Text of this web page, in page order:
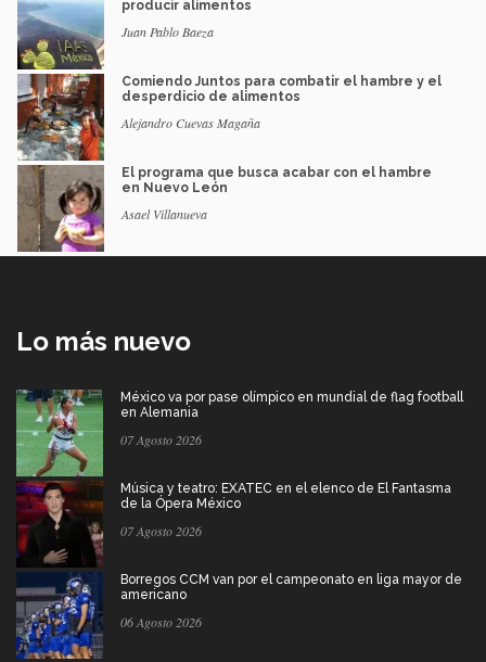
producir alimentos
Juan Pablo Baeza
Comiendo Juntos para combatir el hambre y el
desperdicio de alimentos
Alejandro Cuevas Magaña
El programa que busca acabar con el hambre
en Nuevo León
Asael Villanueva
Lo más nuevo
México va por pase olímpico en mundial de flag football
en Alemania
07 Agosto 2026
Música y teatro: EXATEC en el elenco de El Fantasma
de la Ópera México
07 Agosto 2026
Borregos CCM van por el campeonato en liga mayor de
americano
06 Agosto 2026